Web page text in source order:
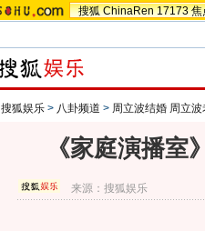
搜狐 ChinaRen 17173 焦
搜狐娱乐 > 八卦频道 > 周立波结婚 周立
《家庭演播
来源：搜狐娱乐